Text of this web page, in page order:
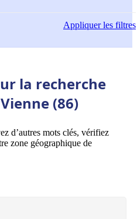
Appliquerles filtres
la recherche
(86)
d’autres mots clés, vérifiez
zone géographique de